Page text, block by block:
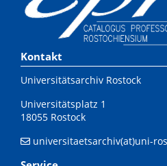
Kontakt
Universitätsarchiv Rostock
Universitätsplatz 1
18055 Rostock
universitaetsarchiv(at)uni-